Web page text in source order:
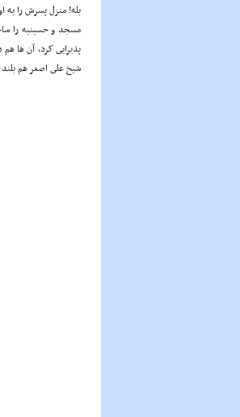
بله! منزل پسرش را به
مسجد و حسینیه را
پذیرایى کرد، آن ها
شیخ على اصغر هم